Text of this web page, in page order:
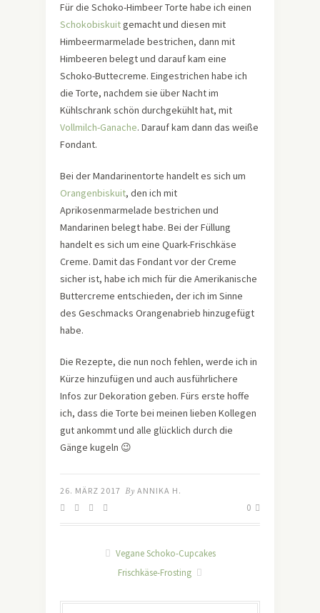
Für die Schoko-Himbeer Torte habe ich einen
Schokobiskuitgemacht und diesen mit
Himbeermarmelade bestrichen, dann mit
Himbeeren belegt und darauf kam eine
Schoko-Buttecreme. Eingestrichen habe ich
die Torte, nachdem sie über Nacht im
Kühlschrank schön durchgekühlt hat, mit
Vollmilch-Ganache. Darauf kam dann das weiße
Fondant.
Bei der Mandarinentorte handelt es sich um
Orangenbiskuit, den ich mit
Aprikosenmarmelade bestrichen und
Mandarinen belegt habe. Bei der Füllung
handelt es sich um eine Quark-Frischkäse
Creme. Damit das Fondant vor der Creme
sicher ist, habe ich mich für die Amerikanische
Buttercreme entschieden, der ich im Sinne
des Geschmacks Orangenabrieb hinzugefügt
habe.
Die Rezepte, die nun noch fehlen, werde ich in
Kürze hinzufügen und auch ausführlichere
Infos zur Dekoration geben. Fürs erste hoffe
ich, dass die Torte bei meinen lieben Kollegen
gut ankommt und alle glücklich durch die
Gänge kugeln 😉
26. MÄRZ 2017 By ANNIKA H.
0
Vegane Schoko-Cupcakes
Frischkäse-Frosting